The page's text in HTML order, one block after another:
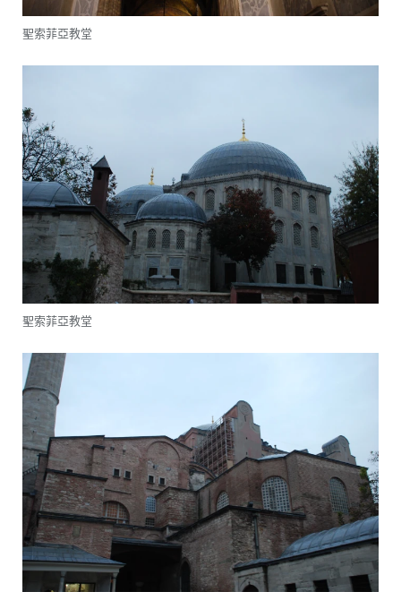
聖索菲亞教堂
聖索菲亞教堂